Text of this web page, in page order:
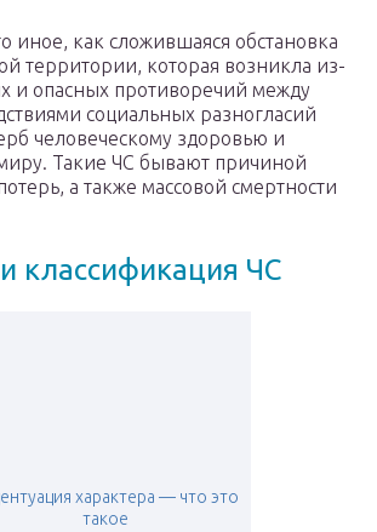
иное, как сложившаяся обстановка
территории, которая возникла из-
и опасных противоречий между
социальных разногласий
человеческому здоровью и
Такие ЧС бывают причиной
а также массовой смертности
классификация ЧС
характера — что это
такое